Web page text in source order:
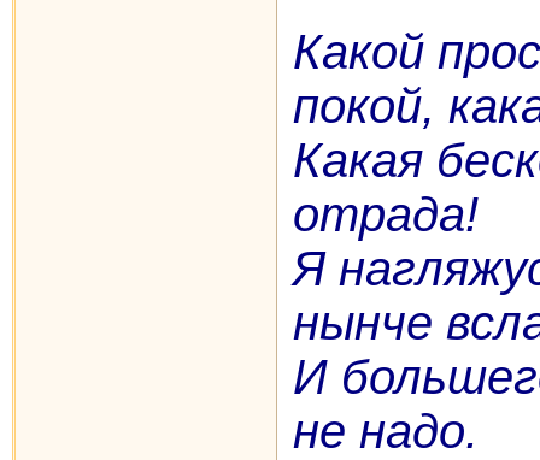
Какой
покой,
Какая
отрада!
Я
нынче
И
не надо.